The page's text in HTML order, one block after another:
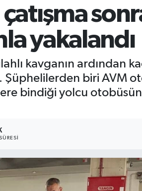
yakalandı
kavganın ardından
biri AVM
bindiği yolcu